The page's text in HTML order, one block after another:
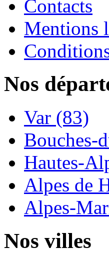
Contacts
Mentions
Nos
Var (83)
Bouches-
Hautes-
Alpes de
Alpes-
Nos villes